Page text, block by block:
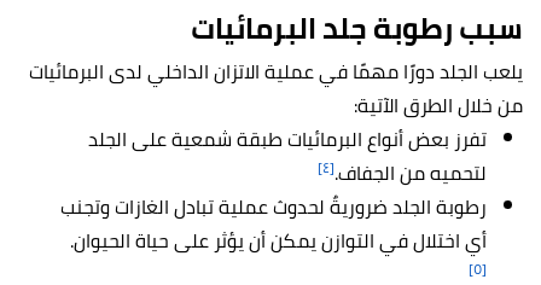
سبب رطوبة جلد البرمائيات
يلعب الجلد دورًا مهمًا في عملية الاتزان الداخلي لدى البرمائيات
من خلال الطرق الآتية:
تفرز بعض أنواع البرمائيات طبقة شمعية على الجلد
لتحميه من الجفاف.[٤]
رطوبة الجلد ضروريةٌ لحدوث عملية تبادل الغازات وتجنب
أي اختلال في التوازن يمكن أن يؤثر على حياة الحيوان.
[٥]